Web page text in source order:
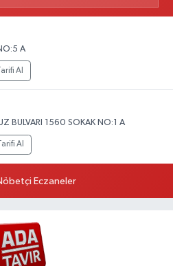
A
Al
BULVARI 1560 SOKAK NO:1 A
Al
Eczaneler